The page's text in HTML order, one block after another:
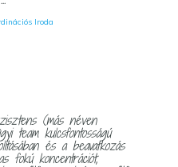
Iroda
(más néven
team kulcsfontosságú
és a beavatkozás
fokú koncentrációt,